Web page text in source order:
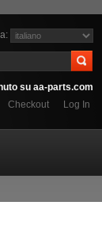
su aa-parts.com
Checkout Log In